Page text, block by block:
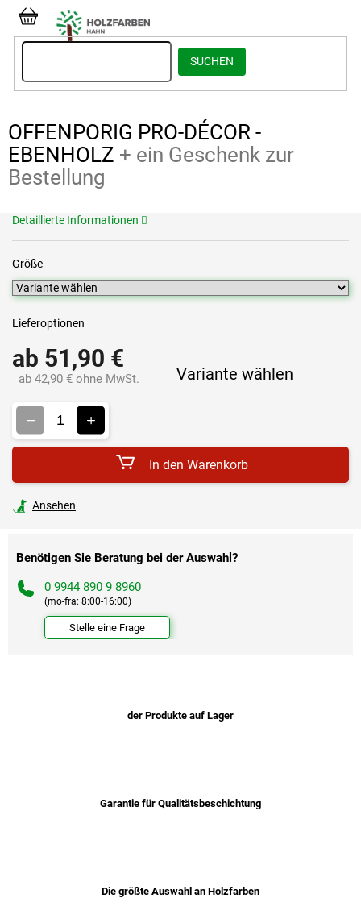
Inhalt
springen
SUCHEN
WARENKORB
OFFENPORIG PRO-DÉCOR -
EBENHOLZ + ein Geschenk zur
Bestellung
ab 51,90 €
ab 42,90 € ohne MwSt. Variante wählen
Größe
Lieferoptionen
In den Warenkorb
Detaillierte Informationen
Ansehen
Benötigen Sie Beratung bei der Auswahl?
0 9944 890 9 8960
(mo-fra: 8:00-16:00)
Stelle eine Frage
der Produkte auf Lager
Garantie für Qualitätsbeschichtung
Die größte Auswahl an Holzfarben